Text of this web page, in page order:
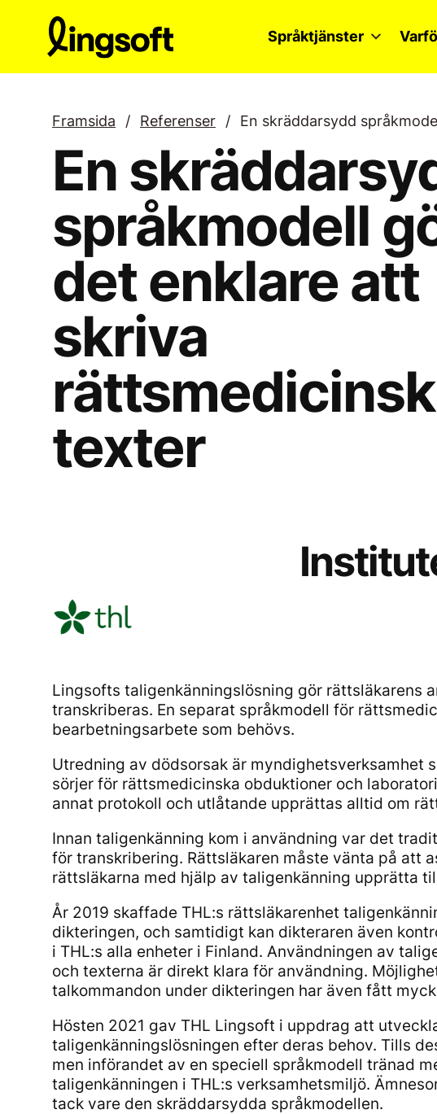
innehållet
Språktjänster
Framsida / Referenser / En skräddarsydd
En
språkmodell
det enklare att
skriva
texter
Lingsofts taligenkänningslösning gör rättsläkarens
transkriberas. En separat språkmodell för
bearbetningsarbete som behövs.
Utredning av dödsorsak är
sörjer för rättsmedicinska obduktioner och
annat protokoll och utlåtande upprättas alltid om
Innan taligenkänning kom i användning var det
för transkribering. Rättsläkaren måste vänta på att
rättsläkarna med hjälp av taligenkänning upprätta
År 2019 skaffade THL:s rättsläkarenhet
dikteringen, och samtidigt kan dikteraren även
i THL:s alla enheter i Finland. Användningen av
och texterna är direkt klara för användning.
talkommandon under dikteringen har även fått
Hösten 2021 gav THL Lingsoft i uppdrag att
taligenkänningslösningen efter deras behov. Tills
men införandet av en speciell språkmodell tränad
taligenkänningen i THL:s verksamhetsmiljö.
tack vare den skräddarsydda språkmodellen.